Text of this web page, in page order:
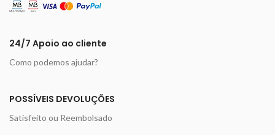
24/7 Apoio ao cliente
Como podemos ajudar?
POSSÍVEIS DEVOLUÇÕES
Satisfeito ou Reembolsado